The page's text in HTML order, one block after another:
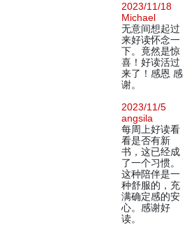
2023/11/18
Michael
无意间想起过
来好读怀念一
下。竟然是惊
喜！好读活过
来了！感恩 感
谢。
2023/11/5
angsila
每周上好读看
看是否有新
书，这已经成
了一个习惯。
这种陪伴是一
种舒服的，充
满确定感的安
心。感谢好
读。